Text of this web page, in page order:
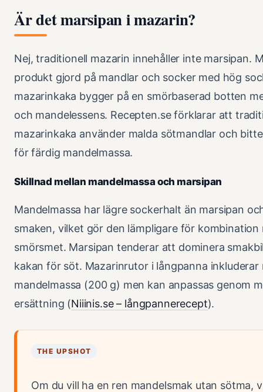
Är det marsipan i mazarin?
Nej, traditionell mazarin innehåller inte marsipan.
produkt gjord på mandlar och socker med hög
mazarinkaka bygger på en smörbaserad botten
och mandelessens. Recepten.se förklarar att
mazarinkaka använder malda sötmandlar och
för färdig mandelmassa.
Skillnad mellan mandelmassa och marsipan
Mandelmassa har lägre sockerhalt än marsipan
smaken, vilket gör den lämpligare för kombination
smörsmet. Marsipan tenderar att dominera
kakan för söt. Mazarinrutor i långpanna inkluderar
mandelmassa (200 g) men kan anpassas genom
ersättning (Niiinis.se – långpannerecept).
THE UPSHOT
Om du vill ha en ren mandelsmak utan sötma,